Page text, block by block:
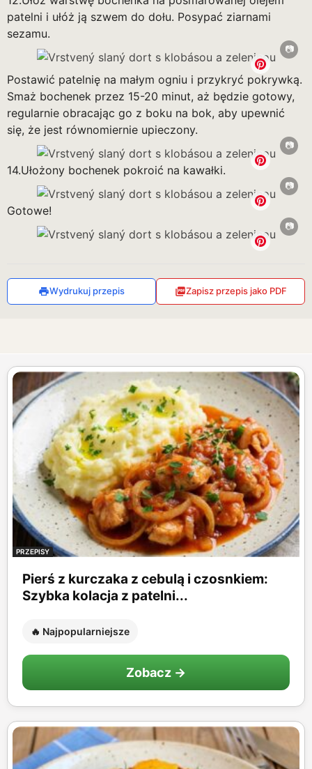
patelni i ułóż ją szwem do dołu. Posypać ziarnami
sezamu.
Postawić patelnię na małym ogniu i przykryć pokrywką.
Smaż bochenek przez 15-20 minut, aż będzie gotowy,
regularnie obracając go z boku na bok, aby upewnić
się, że jest równomiernie upieczony.
14.Ułożony bochenek pokroić na kawałki.
Gotowe!
Wydrukuj przepis Zapisz przepis jako PDF
PRZEPISY
Pierś z kurczaka z cebulą i czosnkiem:
Szybka kolacja z patelni...
🔥 Najpopularniejsze
Zobacz →